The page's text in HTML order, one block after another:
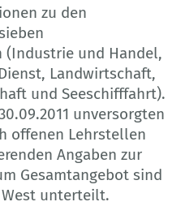
zu den
(Industrie und Handel,
Landwirtschaft,
und Seeschifffahrt).
unversorgten
offenen Lehrstellen
Angaben zur
Gesamtangebot sind
unterteilt.